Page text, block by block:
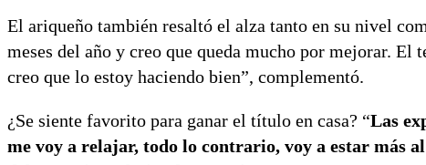
El ariqueño también resaltó el alza tanto en su nivel
meses del año y creo que queda mucho por mejorar. El
creo que lo estoy haciendo bien”, complementó.
¿Se siente favorito para ganar el título en casa? “Las
me voy a relajar, todo lo contrario, voy a estar más